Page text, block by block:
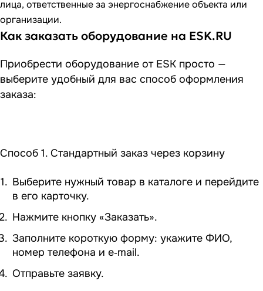
лица, ответственные за энергоснабжение объекта или
организации.
Как заказать оборудование на ESK.RU
Приобрести оборудование от ESK просто —
выберите удобный для вас способ оформления
заказа:
Способ 1. Стандартный заказ через корзину
Выберите нужный товар в каталоге и перейдите
в его карточку.
Нажмите кнопку «Заказать».
Заполните короткую форму: укажите ФИО,
номер телефона и e‑mail.
Отправьте заявку.